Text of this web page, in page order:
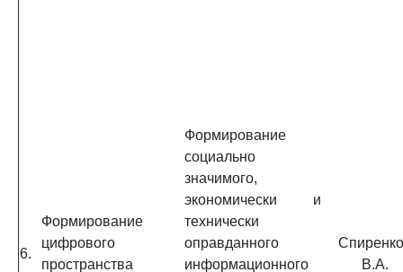
6.
Формирование
цифрового
пространства
Формирование
социально
значимого,
экономически и
технически
оправданного
информационного
В.А.